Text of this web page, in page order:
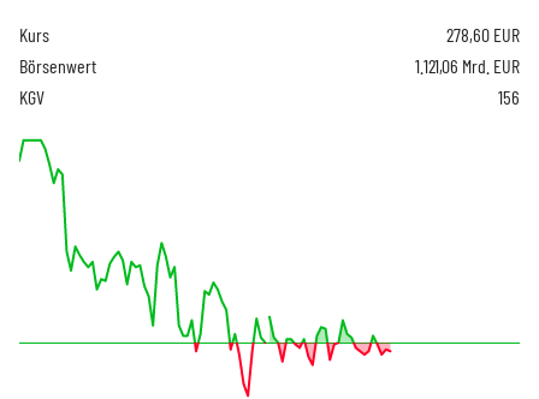
Kurs 278,60 EUR
Börsenwert
1.121,06 Mrd. EUR
KGV
156